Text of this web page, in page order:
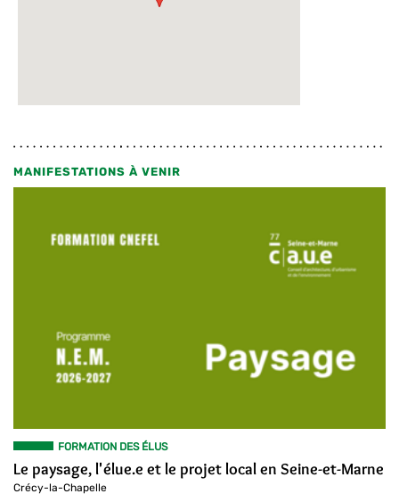
MANIFESTATIONS À VENIR
FORMATION DES ÉLUS
Le paysage, l'élue.e et le projet local en Seine-et-Marne
Crécy-la-Chapelle